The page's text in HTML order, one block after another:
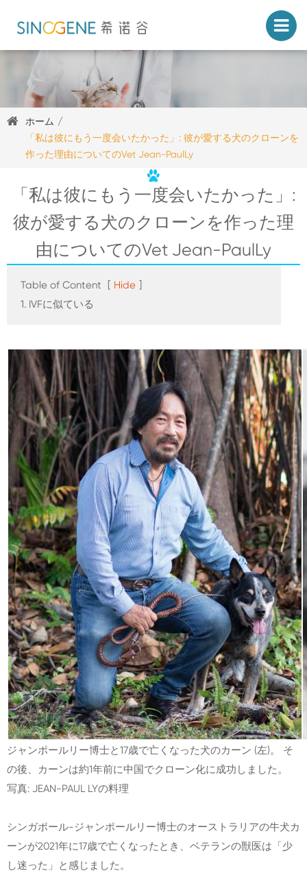
ホーム
「私は彼にもう一度会いたかった」: 彼が愛する犬のクローンを
作った理由についてのVet Jean-PaulLy
「私は彼にもう一度会いたかった」:
彼が愛する犬のクローンを作った理
由についてのVet Jean-PaulLy
Table of Content [ Hide ]
1. IVFに似ている
ジャンポールリー博士と17歳で亡くなった犬のカーン (左)。 そ
の後、カーンは約1年前に中国でクローン化に成功しました。
写真: JEAN-PAUL LYの料理
シンガポール-ジャンポールリー博士のオーストラリアの牛犬カ
ーンが2021年に17歳で亡くなったとき、ベテランの獣医は「少
し迷った」と感じました。